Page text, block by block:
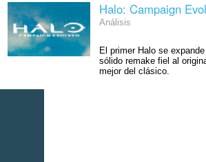
Halo: Campaign
Análisis
El primer Halo se
sólido remake fiel al
mejor del clásico.